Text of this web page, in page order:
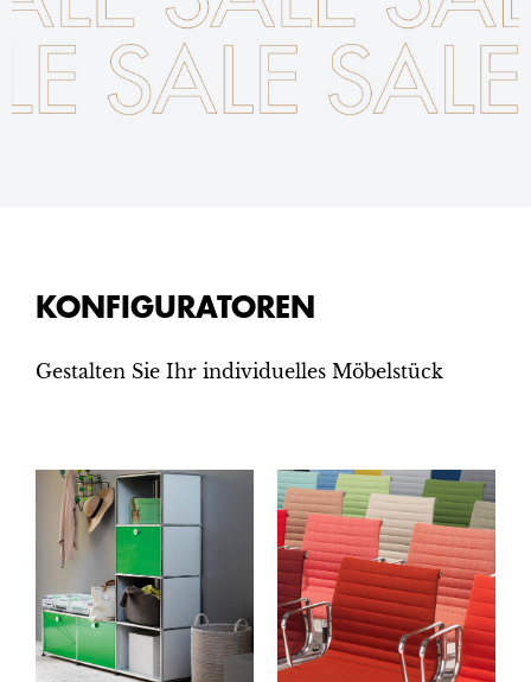
KONFIGURATOREN
Gestalten Sie Ihr individuelles Möbelstück